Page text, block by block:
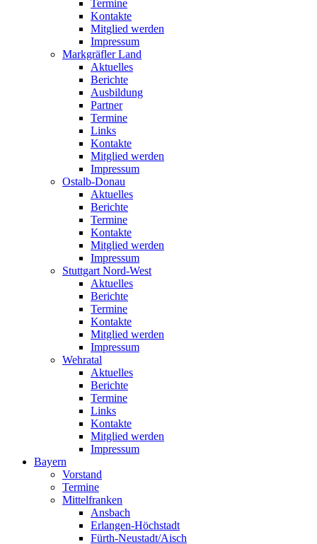
Termine
Kontakte
Mitglied werden
Impressum
Markgräfler Land
Aktuelles
Berichte
Ausbildung
Partner
Termine
Links
Kontakte
Mitglied werden
Impressum
Ostalb-Donau
Aktuelles
Berichte
Termine
Kontakte
Mitglied werden
Impressum
Stuttgart Nord-West
Aktuelles
Berichte
Termine
Kontakte
Mitglied werden
Impressum
Wehratal
Aktuelles
Berichte
Termine
Links
Kontakte
Mitglied werden
Impressum
Bayern
Vorstand
Termine
Mittelfranken
Ansbach
Erlangen-Höchstadt
Fürth-Neustadt/Aisch